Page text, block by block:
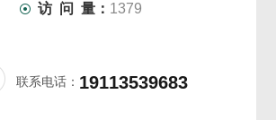
访 问 量： 1379
联系电话： 19113539683